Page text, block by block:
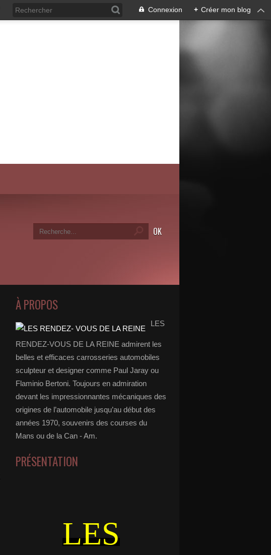
Connexion + Créer mon blog
À PROPOS
LES
RENDEZ-VOUS DE LA REINE admirent les
belles et efficaces carrosseries automobiles
sculpteur et designer comme Paul Jaray ou
Flaminio Bertoni. Toujours en admiration
devant les impressionnantes mécaniques des
origines de l’automobile jusqu’au début des
années 1970, souvenirs des courses du
Mans ou de la Can - Am.
PRÉSENTATION
LES